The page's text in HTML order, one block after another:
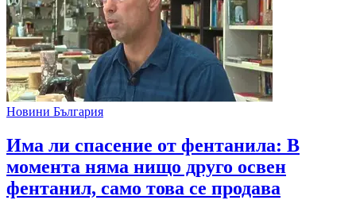
Новини България
Има ли спасение от фентанила: В
момента няма нищо друго освен
фентанил, само това се продава